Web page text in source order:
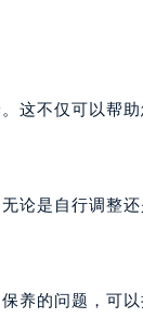
这不仅可以帮
论是自行调整
养的问题，可